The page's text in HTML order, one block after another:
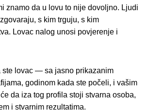
znamo da u lovu to nije dovoljno. Ljudi
s kim trguju, s kim
Lovac nalog unosi povjerenje i
ste lovac — sa jasno prikazanim
godinom kada ste počeli, i vašim
da iza tog profila stoji stvarna osoba,
i stvarnim rezultatima.